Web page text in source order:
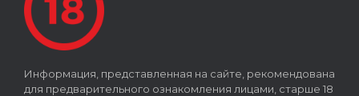
Информация, представленная на сайте, рекомендована
для предварительного ознакомления лицами, старше 18